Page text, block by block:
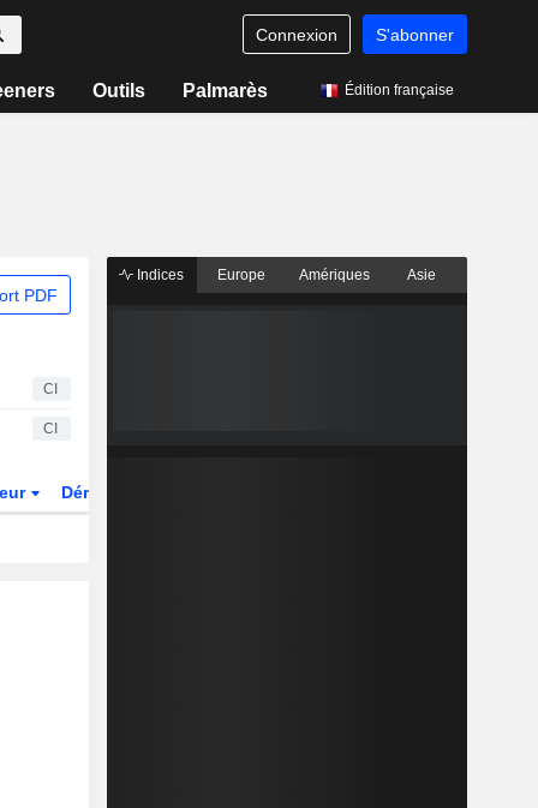
Connexion S'abonner
Outils Palmarès Édition française
PDF
CI
CI
Dérivés
Indices Europe Amériques Asie